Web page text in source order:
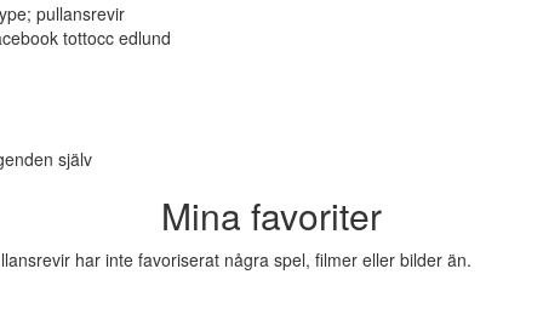
pullansrevir
tottocc edlund
själv
Mina favoriter
har inte favoriserat några spel, filmer eller bilder än.